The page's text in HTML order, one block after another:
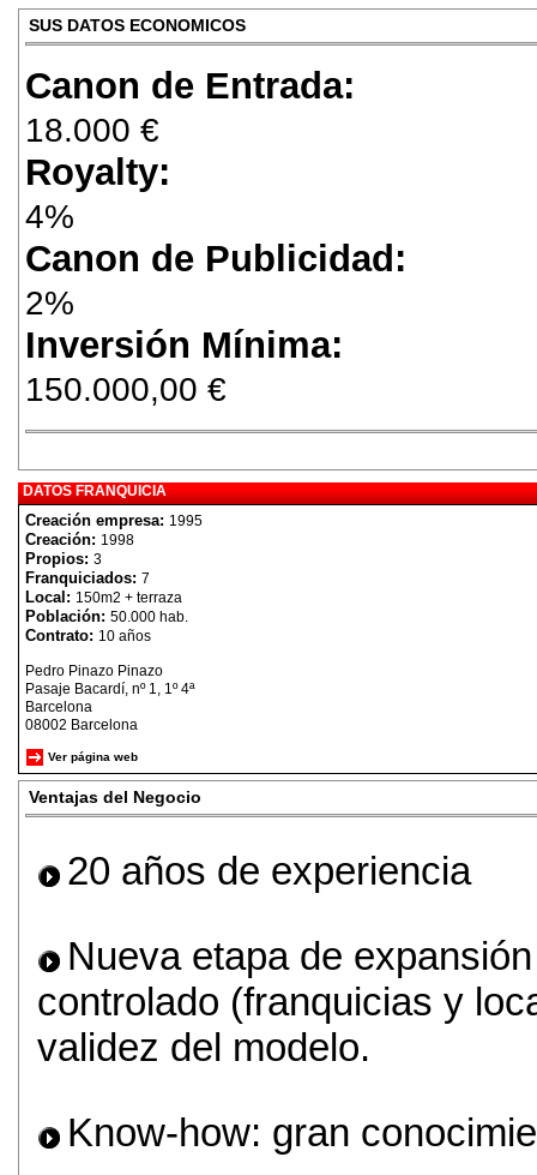
SUS DATOS ECONOMICOS
Canon de Entrada:
18.000 €
Royalty:
4%
Canon de Publicidad:
2%
Inversión Mínima:
150.000,00 €
DATOS FRANQUICIA
Creación empresa: 1995
Creación: 1998
Propios: 3
Franquiciados: 7
Local: 150m2 + terraza
Población: 50.000 hab.
Contrato: 10 años
Pedro Pinazo Pinazo
Pasaje Bacardí, nº 1, 1º 4ª
Barcelona
08002 Barcelona
Ver página web
Ventajas del Negocio
20 años de experiencia
Nueva etapa de
controlado (franquicias y
validez del modelo.
Know-how: gran